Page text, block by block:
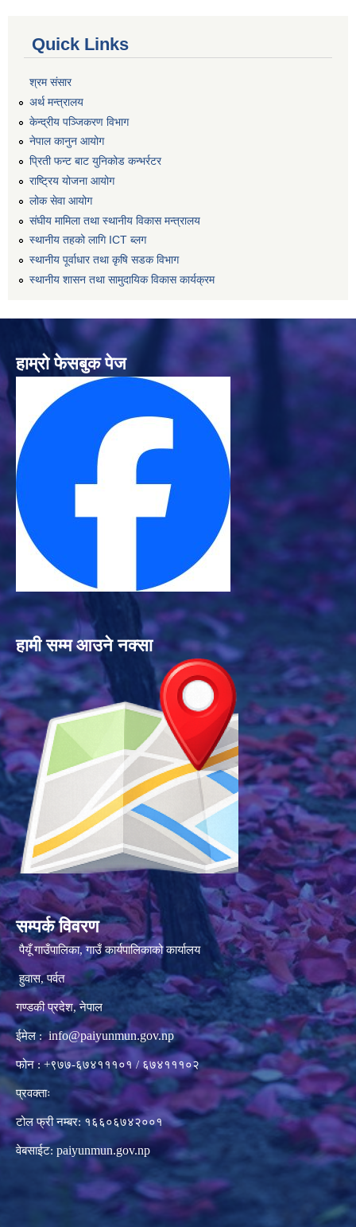
Quick Links
श्रम संसार
अर्थ मन्त्रालय
केन्द्रीय पञ्जिकरण विभाग
नेपाल कानुन आयोग
प्रिती फन्ट बाट युनिकोड कन्भर्रटर
राष्ट्रिय योजना आयोग
लोक सेवा आयोग
संघीय मामिला तथा स्थानीय विकास मन्त्रालय
स्थानीय तहको लागि ICT ब्लग
स्थानीय पूर्वाधार तथा कृषि सडक विभाग
स्थानीय शासन तथा सामुदायिक विकास कार्यक्रम
हाम्रो फेसबुक पेज
हामी सम्म आउने नक्सा
सम्पर्क विवरण
पैयूँ गाउँपालिका, गाउँ कार्यपालिकाको कार्यालय
हुवास, पर्वत
गण्डकी प्रदेश, नेपाल
ईमेल : info@paiyunmun.gov.np
फोन : +९७७-६७४१११०१ / ६७४१११०२
प्रवक्ताः
टोल फ्री नम्बर: १६६०६७४२००१
वेबसाईट: paiyunmun.gov.np